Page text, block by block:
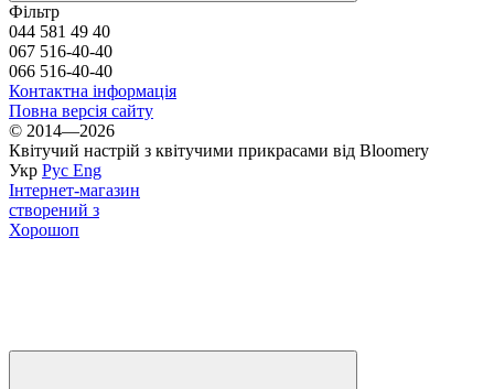
Фільтр
044 581 49 40
067 516-40-40
066 516-40-40
Контактна інформація
Повна версія сайту
© 2014—2026
Квітучий настрій з квітучими прикрасами від Bloomery
Укр Рус Eng
Інтернет-магазин
створений з
Хорошоп